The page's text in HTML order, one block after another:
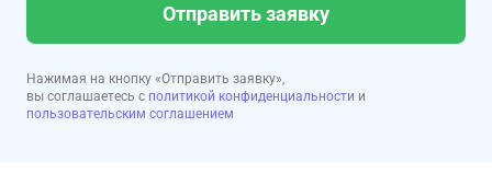
Отправить заявку
Нажимая на кнопку «Отправить заявку»,
вы соглашаетесь с политикой конфиденциальности и
пользовательским соглашением